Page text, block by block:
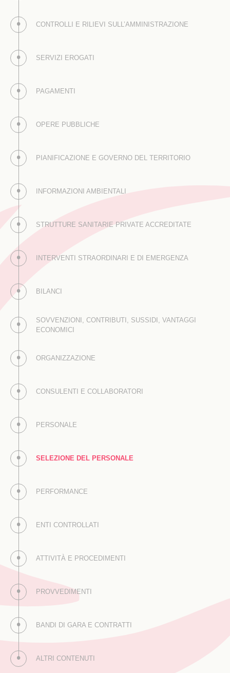
CONTROLLI E RILIEVI SULL’AMMINISTRAZIONE
SERVIZI EROGATI
PAGAMENTI
OPERE PUBBLICHE
PIANIFICAZIONE E GOVERNO DEL TERRITORIO
INFORMAZIONI AMBIENTALI
STRUTTURE SANITARIE PRIVATE ACCREDITATE
INTERVENTI STRAORDINARI E DI EMERGENZA
BILANCI
SOVVENZIONI, CONTRIBUTI, SUSSIDI, VANTAGGI
ECONOMICI
ORGANIZZAZIONE
CONSULENTI E COLLABORATORI
PERSONALE
SELEZIONE DEL PERSONALE
PERFORMANCE
ENTI CONTROLLATI
ATTIVITÀ E PROCEDIMENTI
PROVVEDIMENTI
BANDI DI GARA E CONTRATTI
ALTRI CONTENUTI